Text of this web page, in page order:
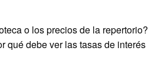
o los precios de la repertorio?
qué debe ver las tasas de interés